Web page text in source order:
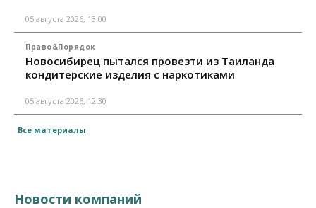
05 августа 2026, 13:00
Право&Порядок
Новосибирец пытался провезти из Таиланда
кондитерские изделия с наркотиками
05 августа 2026, 12:30
Все материалы
Новости компаний